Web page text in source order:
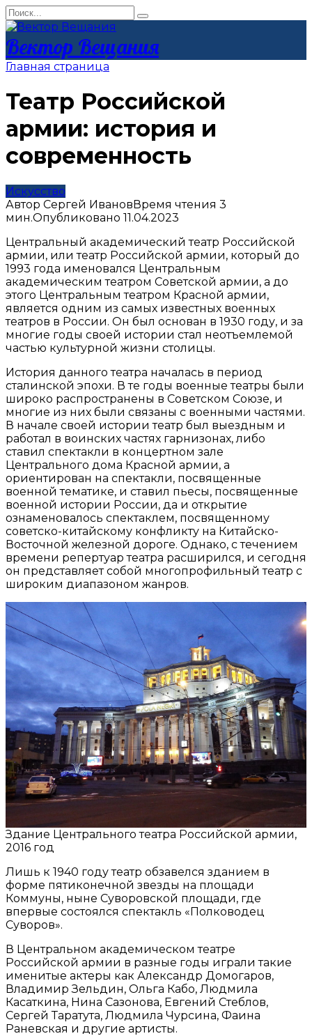
Перейти
к
контенту
Search
for:
Вектор Вещания
Главная страница
Театр Российской
армии: история и
современность
Искусство
Автор Сергей ИвановВремя чтения 3
мин.Опубликовано 11.04.2023
Центральный академический театр Российской
армии, или театр Российской армии, который до
1993 года именовался Центральным
академическим театром Советской армии, а до
этого Центральным театром Красной армии,
является одним из самых известных военных
театров в России. Он был основан в 1930 году, и за
многие годы своей истории стал неотъемлемой
частью культурной жизни столицы.
История данного театра началась в период
сталинской эпохи. В те годы военные театры были
широко распространены в Советском Союзе, и
многие из них были связаны с военными частями.
В начале своей истории театр был выездным и
работал в воинских частях гарнизонах, либо
ставил спектакли в концертном зале
Центрального дома Красной армии, а
ориентирован на спектакли, посвященные
военной тематике, и ставил пьесы, посвященные
военной истории России, да и открытие
ознаменовалось спектаклем, посвященному
советско-китайскому конфликту на Китайско-
Восточной железной дороге. Однако, с течением
времени репертуар театра расширился, и сегодня
он представляет собой многопрофильный театр с
широким диапазоном жанров.
Здание Центрального театра Российской армии,
2016 год
Лишь к 1940 году театр обзавелся зданием в
форме пятиконечной звезды на площади
Коммуны, ныне Суворовской площади, где
впервые состоялся спектакль «Полководец
Суворов».
В Центральном академическом театре
Российской армии в разные годы играли такие
именитые актеры как Александр Домогаров,
Владимир Зельдин, Ольга Кабо, Людмила
Касаткина, Нина Сазонова, Евгений Стеблов,
Сергей Таратута, Людмила Чурсина, Фаина
Раневская и другие артисты.